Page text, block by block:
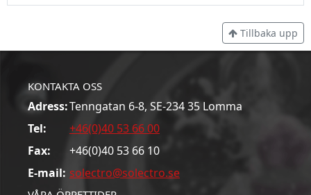
Tillbaka upp
KONTAKTA OSS
Adress:Tenngatan 6-8, SE-234 35 Lomma
Tel:
+46(0)40 53 66 00
Fax:
+46(0)40 53 66 10
E-mail: solectro@solectro.se